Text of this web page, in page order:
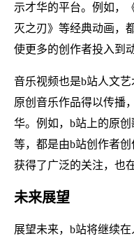
示才华的平台。例如，
灭之刃》等经典动画，
使更多的创作者投入到
音乐视频也是b站人文
原创音乐作品得以传播
华。例如，b站上的原创
等，都是由b站创作者
获得了广泛的关注，也
未来展望
展望未来，b站将继续